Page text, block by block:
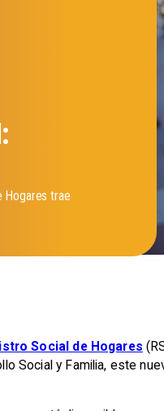
Hogares trae
Social de Hogares
Social y Familia, este